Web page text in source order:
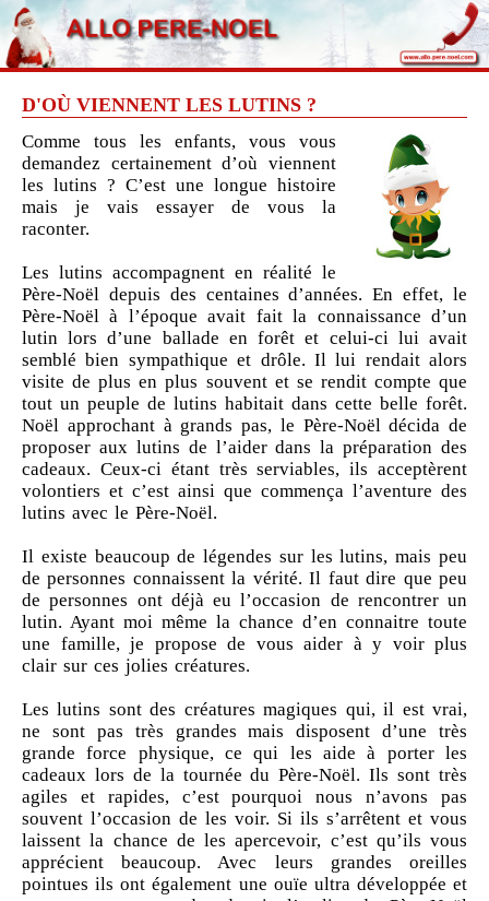
D'OÙ VIENNENT LES LUTINS ?
Comme tous les enfants, vous vous
demandez certainement d’où viennent
les lutins ? C’est une longue histoire
mais je vais essayer de vous la
raconter.
Les lutins accompagnent en réalité le
Père-Noël depuis des centaines d’années. En effet, le
Père-Noël à l’époque avait fait la connaissance d’un
lutin lors d’une ballade en forêt et celui-ci lui avait
semblé bien sympathique et drôle. Il lui rendait alors
visite de plus en plus souvent et se rendit compte que
tout un peuple de lutins habitait dans cette belle forêt.
Noël approchant à grands pas, le Père-Noël décida de
proposer aux lutins de l’aider dans la préparation des
cadeaux. Ceux-ci étant très serviables, ils acceptèrent
volontiers et c’est ainsi que commença l’aventure des
lutins avec le Père-Noël.
Il existe beaucoup de légendes sur les lutins, mais peu
de personnes connaissent la vérité. Il faut dire que peu
de personnes ont déjà eu l’occasion de rencontrer un
lutin. Ayant moi même la chance d’en connaitre toute
une famille, je propose de vous aider à y voir plus
clair sur ces jolies créatures.
Les lutins sont des créatures magiques qui, il est vrai,
ne sont pas très grandes mais disposent d’une très
grande force physique, ce qui les aide à porter les
cadeaux lors de la tournée du Père-Noël. Ils sont très
agiles et rapides, c’est pourquoi nous n’avons pas
souvent l’occasion de les voir. Si ils s’arrêtent et vous
laissent la chance de les apercevoir, c’est qu’ils vous
apprécient beaucoup. Avec leurs grandes oreilles
pointues ils ont également une ouïe ultra développée et